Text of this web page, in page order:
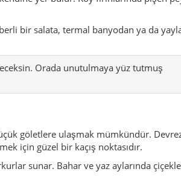
kaplıca bölgelerinde düzenlenen özel
organizasyonları düzenlenebilir. Ziyaretin
savunma noktalarını hatırlatır.
yerleşimini oluşturur.
olmayı sürdürür.